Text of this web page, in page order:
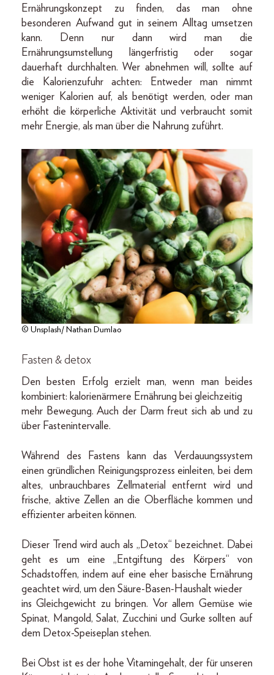
Ernährungskonzept zu finden, das man ohne
besonderen Aufwand gut in seinem Alltag umsetzen
kann. Denn nur dann wird man die
Ernährungsumstellung längerfristig oder sogar
dauerhaft durchhalten. Wer abnehmen will, sollte auf
die Kalorienzufuhr achten: Entweder man nimmt
weniger Kalorien auf, als benötigt werden, oder man
erhöht die körperliche Aktivität und verbraucht somit
mehr Energie, als man über die Nahrung zuführt.
© Unsplash/ Nathan Dumlao
Fasten & detox
Den besten Erfolg erzielt man, wenn man beides
kombiniert: kalorienärmere Ernährung bei gleichzeitig
mehr Bewegung. Auch der Darm freut sich ab und zu
über Fastenintervalle.
Während des Fastens kann das Verdauungssystem
einen gründlichen Reinigungsprozess einleiten, bei dem
altes, unbrauchbares Zellmaterial entfernt wird und
frische, aktive Zellen an die Oberfläche kommen und
effizienter arbeiten können.
Dieser Trend wird auch als „Detox“ bezeichnet. Dabei
geht es um eine „Entgiftung des Körpers“ von
Schadstoffen, indem auf eine eher basische Ernährung
geachtet wird, um den Säure-Basen-Haushalt wieder
ins Gleichgewicht zu bringen. Vor allem Gemüse wie
Spinat, Mangold, Salat, Zucchini und Gurke sollten auf
dem Detox-Speiseplan stehen.
Bei Obst ist es der hohe Vitamingehalt, der für unseren